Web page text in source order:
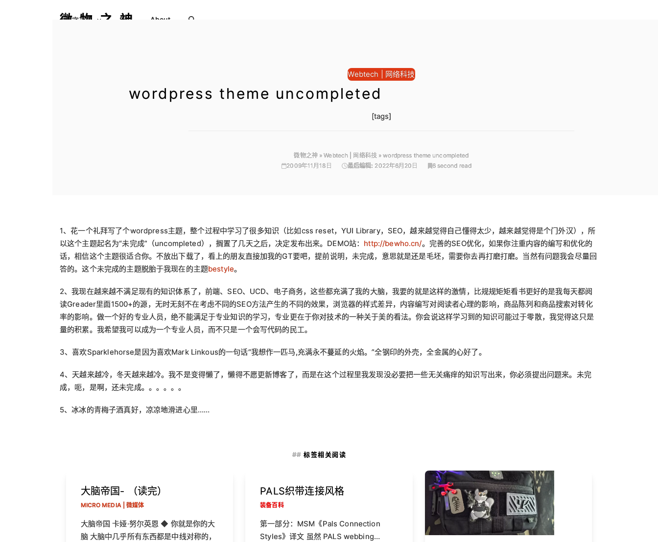
微物之神
数字花园 Say About
Webtech | 网络科技
wordpress theme uncompleted
[tags]
微物之神 »Webtech | 网络科技»wordpress theme uncompleted
2009年11月18日
最后编辑: 2022年6月20日 6 second read
1、花一个礼拜写了个wordpress主题，整个过程中学习了很多知识（比如css reset，YUI Library，SEO，越来越觉得自己懂得太少，越来越觉得是个门外汉），所
以这个主题起名为“未完成”（uncompleted），搁置了几天之后，决定发布出来。DEMO站： http://bewho.cn/。完善的SEO优化，如果你注重内容的编写和优化的
话，相信这个主题很适合你。不放出下载了，看上的朋友直接加我的GT要吧，提前说明，未完成，意思就是还是毛坯，需要你去再打磨打磨。当然有问题我会尽量回
答的。这个未完成的主题脱胎于我现在的主题bestyle。
2、我现在越来越不满足现有的知识体系了，前端、SEO、UCD、电子商务，这些都充满了我的大脑，我要的就是这样的激情，比规规矩矩看书更好的是我每天都阅
读Greader里面1500+的源，无时无刻不在考虑不同的SEO方法产生的不同的效果，浏览器的样式差异，内容编写对阅读者心理的影响，商品陈列和商品搜索对转化
率的影响。做一个好的专业人员，绝不能满足于专业知识的学习，专业更在于你对技术的一种关于美的看法。你会说这样学习到的知识可能过于零散，我觉得这只是
量的积累。我希望我可以成为一个专业人员，而不只是一个会写代码的民工。
3、喜欢Sparklehorse是因为喜欢Mark Linkous的一句话“我想作一匹马,充满永不蔓延的火焰。”全钢印的外壳，全金属的心好了。
4、天越来越冷，冬天越来越冷。我不是变得懒了，懒得不愿更新博客了，而是在这个过程里我发现没必要把一些无关痛痒的知识写出来，你必须提出问题来。未完
成，呃，是啊，还未完成。。。。。。
5、冰冰的青梅子酒真好，凉凉地滑进心里……
标签相关阅读
大脑帝国- （读完）
MICRO MEDIA | 微媒体
大脑帝国 卡娅·努尔英恩 ◆ 你就是你的大
脑 大脑中几乎所有东西都是中线对称的，
PALS织带连接风格
装备百科
第一部分：MSM《Pals Connection
Styles》译文 虽然 PALS webbing…